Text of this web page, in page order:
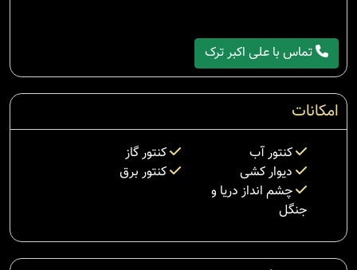
تماس با علی اکبر ترک
امکانات
کنتور آب
کنتور گاز
دیوار کشی
کنتور برق
چشم انداز دریا و
جنگل